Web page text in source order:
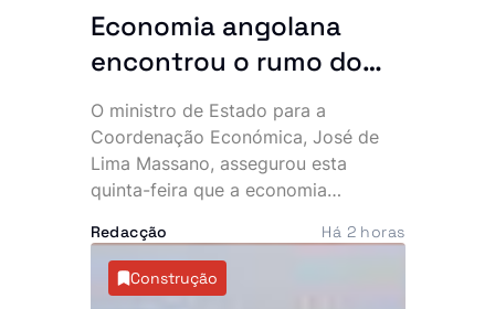
Economia angolana
encontrou o rumo do
crescimento, garante
Lima Massano
O ministro de Estado para a
Coordenação Económica, José de
Lima Massano, assegurou esta
quinta-feira que a economia
de contracção e entrou numa fase de
crescimento sustentado,
impulsionada sobretudo pelo
Redacção Há 2 horas
Construção